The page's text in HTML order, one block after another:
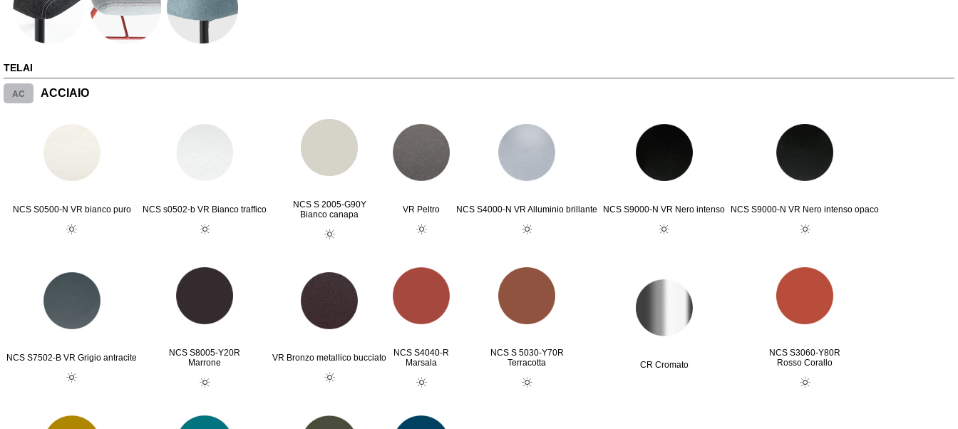
TELAI
AC ACCIAIO
NCS S0500-N VR bianco puro NCS s0502-b VR Bianco traffico
NCS S 2005-G90Y
Bianco canapa
VR Peltro NCS S4000-N VR Alluminio brillante NCS S9000-N VR Nero intenso NCS S9000-N VR Nero intenso opaco
NCS S7502-B VR Grigio antracite
NCS S8005-Y20R
Marrone
VR Bronzo metallico bucciato
NCS S4040-R
Marsala
NCS S 5030-Y70R
Terracotta
CR Cromato
NCS S3060-Y80R
Rosso Corallo